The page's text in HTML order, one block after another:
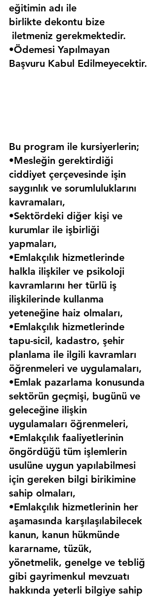
eğitimin adı ile
birlikte dekontu bize
iletmeniz gerekmektedir.
•Ödemesi Yapılmayan
Başvuru Kabul Edilmeyecektir.
Bu program ile kursiyerlerin;
•Mesleğin gerektirdiği
ciddiyet çerçevesinde işin
saygınlık ve sorumluluklarını
kavramaları,
•Sektördeki diğer kişi ve
kurumlar ile işbirliği
yapmaları,
•Emlakçılık hizmetlerinde
halkla ilişkiler ve psikoloji
kavramlarını her türlü iş
ilişkilerinde kullanma
yeteneğine haiz olmaları,
•Emlakçılık hizmetlerinde
tapu-sicil, kadastro, şehir
planlama ile ilgili kavramları
öğrenmeleri ve uygulamaları,
•Emlak pazarlama konusunda
sektörün geçmişi, bugünü ve
geleceğine ilişkin
uygulamaları öğrenmeleri,
•Emlakçılık faaliyetlerinin
öngördüğü tüm işlemlerin
usulüne uygun yapılabilmesi
için gereken bilgi birikimine
sahip olmaları,
•Emlakçılık hizmetlerinin her
aşamasında karşılaşılabilecek
kanun, kanun hükmünde
kararname, tüzük,
yönetmelik, genelge ve tebliğ
gibi gayrimenkul mevzuatı
hakkında yeterli bilgiye sahip